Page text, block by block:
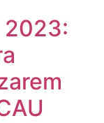
2023: